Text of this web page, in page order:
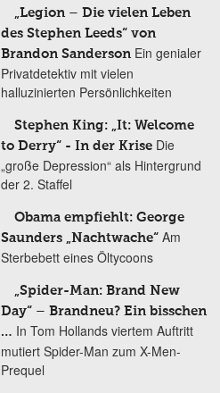
„Legion – Die vielen Leben
des Stephen Leeds“ von
Brandon Sanderson Ein genialer
Privatdetektiv mit vielen
halluzinierten Persönlichkeiten
Stephen King: „It: Welcome
to Derry“ - In der Krise Die
„große Depression“ als Hintergrund
der 2. Staffel
Obama empfiehlt: George
Saunders „Nachtwache“ Am
Sterbebett eines Öltycoons
„Spider-Man: Brand New
Day“ – Brandneu? Ein bisschen
… In Tom Hollands viertem Auftritt
mutiert Spider-Man zum X-Men-
Prequel